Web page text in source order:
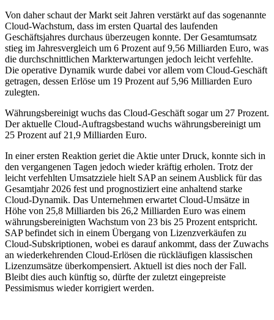
Von daher schaut der Markt seit Jahren verstärkt auf das sogenannte
Cloud-Wachstum, dass im ersten Quartal des laufenden
Geschäftsjahres durchaus überzeugen konnte. Der Gesamtumsatz
stieg im Jahresvergleich um 6 Prozent auf 9,56 Milliarden Euro, was
die durchschnittlichen Markterwartungen jedoch leicht verfehlte.
Die operative Dynamik wurde dabei vor allem vom Cloud-Geschäft
getragen, dessen Erlöse um 19 Prozent auf 5,96 Milliarden Euro
zulegten.
Währungsbereinigt wuchs das Cloud-Geschäft sogar um 27 Prozent.
Der aktuelle Cloud-Auftragsbestand wuchs währungsbereinigt um
25 Prozent auf 21,9 Milliarden Euro.
In einer ersten Reaktion geriet die Aktie unter Druck, konnte sich in
den vergangenen Tagen jedoch wieder kräftig erholen. Trotz der
leicht verfehlten Umsatzziele hielt SAP an seinem Ausblick für das
Gesamtjahr 2026 fest und prognostiziert eine anhaltend starke
Cloud-Dynamik. Das Unternehmen erwartet Cloud-Umsätze in
Höhe von 25,8 Milliarden bis 26,2 Milliarden Euro was einem
währungsbereinigten Wachstum von 23 bis 25 Prozent entspricht.
SAP befindet sich in einem Übergang von Lizenzverkäufen zu
Cloud-Subskriptionen, wobei es darauf ankommt, dass der Zuwachs
an wiederkehrenden Cloud-Erlösen die rückläufigen klassischen
Lizenzumsätze überkompensiert. Aktuell ist dies noch der Fall.
Bleibt dies auch künftig so, dürfte der zuletzt eingepreiste
Pessimismus wieder korrigiert werden.